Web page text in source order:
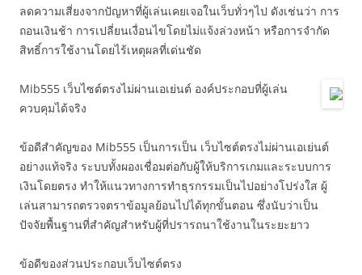
ลดความเสี่ยงจากปัญหาที่ผู้เล่นเคยเจอในเว็บทั่วๆไป ดังเช่นว่า การ
ถอนเงินช้า การเปลี่ยนเงื่อนไขโดยไม่แจ้งล่วงหน้า หรือการจำกัด
สิทธิ์การใช้งานโดยไร้เหตุผลที่เด่นชัด
Mib555 เว็บไซต์ตรงไม่ผ่านเอเย่นต์ องค์ประกอบที่ผู้เล่น
ควบคุมได้จริง
ข้อดีสำคัญของ Mib555 เป็นการเป็น เว็บไซต์ตรงไม่ผ่านเอเย่นต์
อย่างแท้จริง ระบบทั้งผองเชื่อมต่อกับผู้ให้บริการเกมและระบบการ
เงินโดยตรง ทำให้แนวทางการทำธุรกรรมเป็นไปอย่างโปร่งใส ผู้
เล่นสามารถตรวจตราข้อมูลย้อนไปได้ทุกขั้นตอน ซึ่งนับว่าเป็น
ปัจจัยพื้นฐานที่สำคัญสำหรับผู้ที่ปรารถนาใช้งานในระยะยาว
ข้อดีของส่วนประกอบเว็บไซต์ตรง